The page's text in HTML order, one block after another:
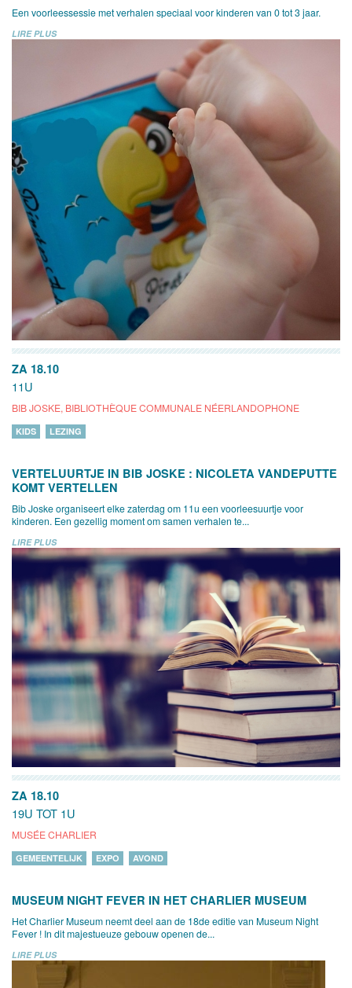
Een voorleessessie met verhalen speciaal voor kinderen van 0 tot 3 jaar.
LIRE PLUS
ZA 18.10
11U
BIB JOSKE, BIBLIOTHÈQUE COMMUNALE NÉERLANDOPHONE
KIDS LEZING
VERTELUURTJE IN BIB JOSKE : NICOLETA VANDEPUTTE
KOMT VERTELLEN
Bib Joske organiseert elke zaterdag om 11u een voorleesuurtje voor
kinderen. Een gezellig moment om samen verhalen te...
LIRE PLUS
ZA 18.10
19U TOT 1U
MUSÉE CHARLIER
GEMEENTELIJK EXPO AVOND
MUSEUM NIGHT FEVER IN HET CHARLIER MUSEUM
Het Charlier Museum neemt deel aan de 18de editie van Museum Night
Fever ! In dit majestueuze gebouw openen de...
LIRE PLUS